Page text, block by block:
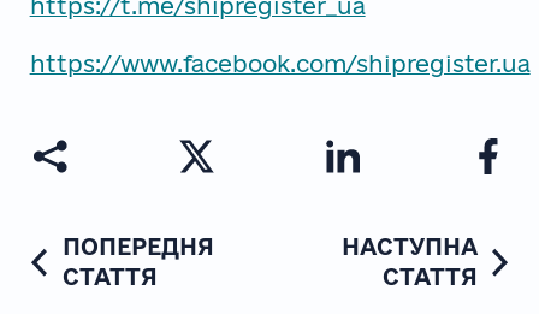
https://t.me/shipregister_ua
https://www.facebook.com/shipregister.ua
ПОПЕРЕДНЯ
СТАТТЯ
НАСТУПНА
СТАТТЯ